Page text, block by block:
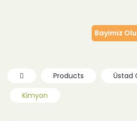
Bayimiz
Products
Üstad
Kimyon